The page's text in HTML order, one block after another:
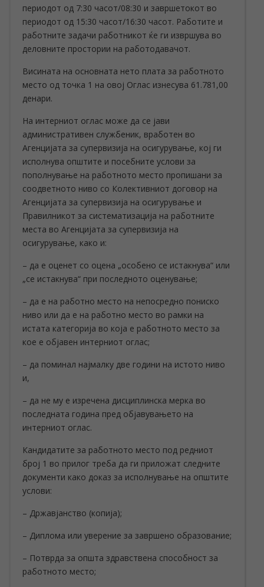
периодот од 7:30 часот/08:30 и завршетокот во
периодот од 15:30 часот/16:30 часот. Работите и
работните задачи работникот ќе ги извршува во
деловните простории на работодавачот.
Висината на основната нето плата за работното
место од точка 1 на овој Оглас изнесува 61.781,00
денари.
На интерниот оглас може да се јави
административен службеник, вработен во
Агенцијата за супервизија на осигурување, кој ги
исполнува општите и посебните услови за
пополнување на работното место пропишани за
соодветното ниво со Колективниот договор на
Агенцијата за супервизија на осигурување и
Правилникот за систематизација на работните
места во Агенцијата за супервизија на
осигурување, како и:
– да е оценет со оцена „особено се истакнува“ или
„се истакнува“ при последното оценување;
– да е на работно место на непосредно пониско
ниво или да е на работно место во рамки на
истата категорија во која е работното место за
кое е објавен интерниот оглас;
– да поминал најмалку две години на истото ниво
и,
– да не му е изречена дисциплинска мерка во
последната година пред објавувањето на
интерниот оглас.
Кандидатите за работното место под редниот
број 1 во прилог треба да ги приложат следните
документи како доказ за исполнување на општите
услови:
– Државјанство (копија);
– Диплома или уверение за завршено образование;
– Потврда за општа здравствена способност за
работното место;